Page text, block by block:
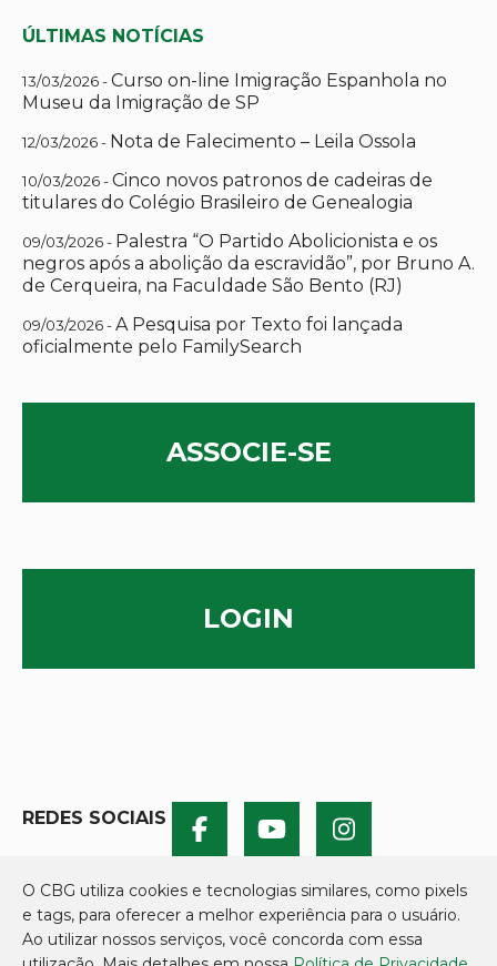
ÚLTIMAS NOTÍCIAS
13/03/2026 -Curso on-line Imigração Espanhola no
Museu da Imigração de SP
12/03/2026 - Nota de Falecimento – Leila Ossola
10/03/2026 -Cinco novos patronos de cadeiras de
titulares do Colégio Brasileiro de Genealogia
09/03/2026 - Palestra “O Partido Abolicionista e os
negros após a abolição da escravidão”, por Bruno A.
de Cerqueira, na Faculdade São Bento (RJ)
09/03/2026 -A Pesquisa por Texto foi lançada
oficialmente pelo FamilySearch
ASSOCIE-SE
LOGIN
REDES SOCIAIS
O CBG utiliza cookies e tecnologias similares, como pixels
e tags, para oferecer a melhor experiência para o usuário.
Ao utilizar nossos serviços, você concorda com essa